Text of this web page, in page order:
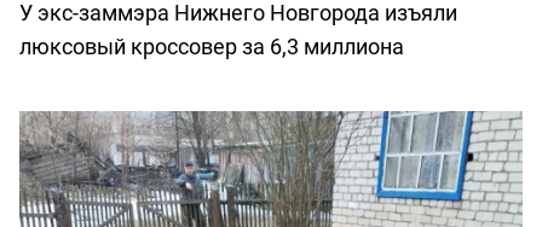
У экс-заммэра Нижнего Новгорода изъяли
люксовый кроссовер за 6,3 миллиона